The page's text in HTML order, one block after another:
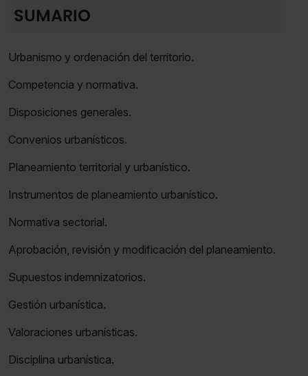
SUMARIO
Urbanismo y ordenación del territorio.
Competencia y normativa.
Disposiciones generales.
Convenios urbanísticos.
Planeamiento territorial y urbanístico.
Instrumentos de planeamiento urbanístico.
Normativa sectorial.
Aprobación, revisión y modificación del planeamiento.
Supuestos indemnizatorios.
Gestión urbanística.
Valoraciones urbanísticas.
Disciplina urbanística.